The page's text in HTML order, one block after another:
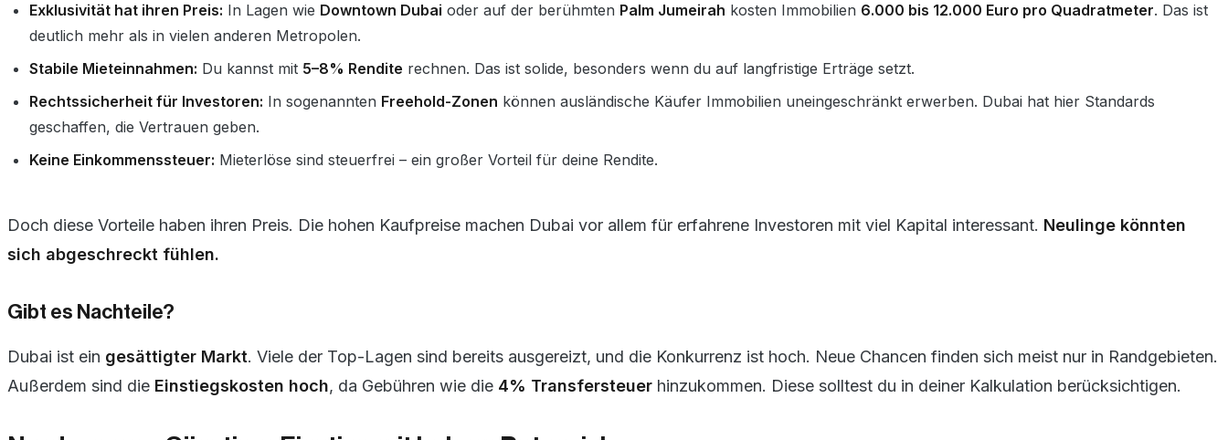
Exklusivität hat ihren Preis: In Lagen wie Downtown Dubai oder auf der berühmten Palm Jumeirah kosten Immobilien 6.000 bis 12.000 Euro pro Quadratmeter. Das ist
deutlich mehr als in vielen anderen Metropolen.
Stabile Mieteinnahmen: Du kannst mit 5–8% Rendite rechnen. Das ist solide, besonders wenn du auf langfristige Erträge setzt.
Rechtssicherheit für Investoren: In sogenannten Freehold-Zonen können ausländische Käufer Immobilien uneingeschränkt erwerben. Dubai hat hier Standards
geschaffen, die Vertrauen geben.
Keine Einkommenssteuer: Mieterlöse sind steuerfrei – ein großer Vorteil für deine Rendite.
Doch diese Vorteile haben ihren Preis. Die hohen Kaufpreise machen Dubai vor allem für erfahrene Investoren mit viel Kapital interessant. Neulinge könnten
sich abgeschreckt fühlen.
Gibt es Nachteile?
Dubai ist ein gesättigter Markt. Viele der Top-Lagen sind bereits ausgereizt, und die Konkurrenz ist hoch. Neue Chancen finden sich meist nur in Randgebieten.
Außerdem sind die Einstiegskosten hoch, da Gebühren wie die 4% Transfersteuer hinzukommen. Diese solltest du in deiner Kalkulation berücksichtigen.